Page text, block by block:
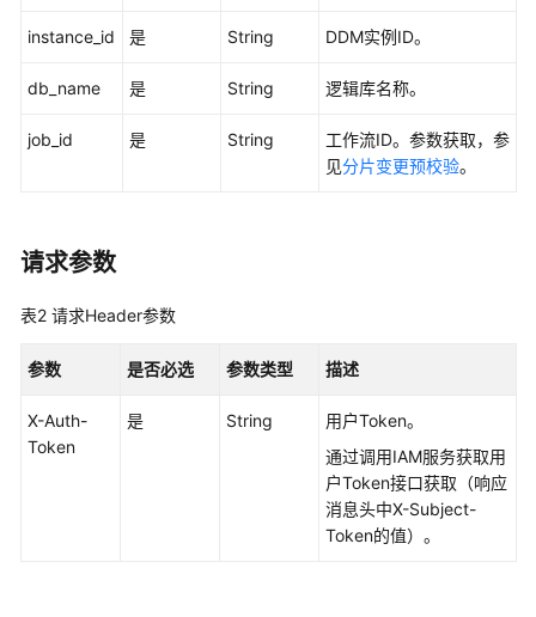
速
门
见
题
最
佳
instance_id 是 String DDM实例ID。
db_name 是 String 逻辑库名称。
job_id 是 String
工作流ID。参数获取，参
见分片变更预校验。
请求参数
表2 请求Header参数
参数 是否必选 参数类型 描述
X-Auth-
Token
是 String
用户Token。
通过调用IAM服务获取用
户Token接口获取（响应
消息头中X-Subject-
Token的值）。